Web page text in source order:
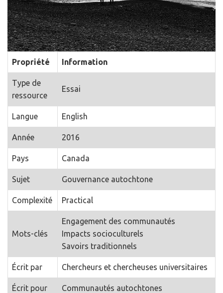
Propriété Information
Type de
ressource
Essai
Langue English
Année 2016
Pays Canada
Sujet Gouvernance autochtone
Complexité Practical
Mots-clés
Engagement des communautés
Impacts socioculturels
Savoirs traditionnels
Écrit par Chercheurs et chercheuses universitaires
Écrit pour Communautés autochtones